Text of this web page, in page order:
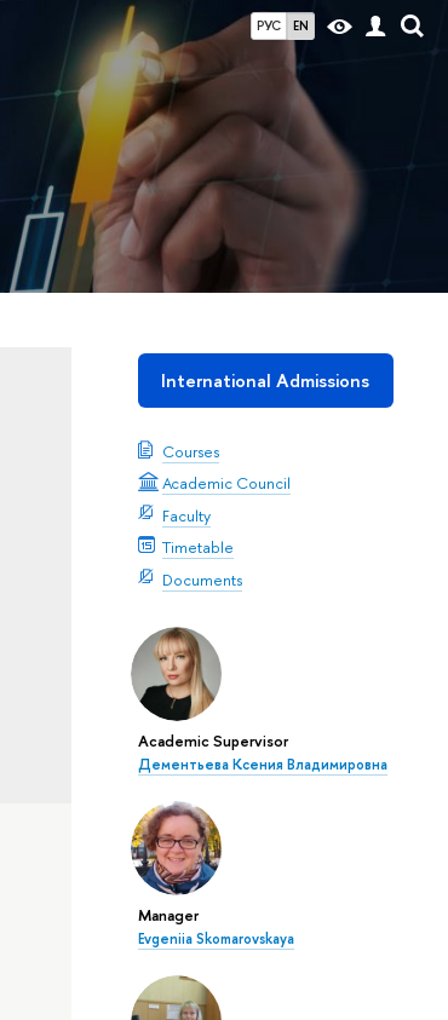
РУС EN
International Admissions
Courses
Academic Council
Faculty
Timetable
Documents
Academic Supervisor
Дементьева Ксения Владимировна
Manager
Evgeniia Skomarovskaya